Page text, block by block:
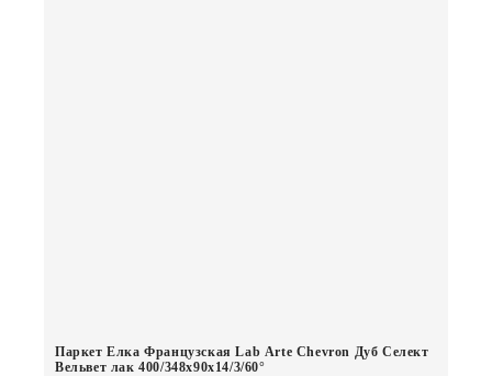
Паркет Елка Французская Lab Arte Chevron Дуб Селект
Вельвет лак 400/348х90х14/3/60°